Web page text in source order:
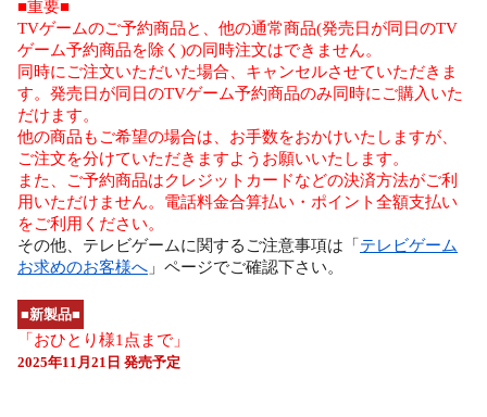
■重要■
TVゲームのご予約商品と、他の通常商品(発売日が同日のTV
ゲーム予約商品を除く)の同時注文はできません。
同時にご注文いただいた場合、キャンセルさせていただきま
す。発売日が同日のTVゲーム予約商品のみ同時にご購入いた
だけます。
他の商品もご希望の場合は、お手数をおかけいたしますが、
ご注文を分けていただきますようお願いいたします。
また、ご予約商品はクレジットカードなどの決済方法がご利
用いただけません。電話料金合算払い・ポイント全額支払い
をご利用ください。
その他、テレビゲームに関するご注意事項は「 テレビゲーム
お求めのお客様へ 」ページでご確認下さい。
■新製品■
「おひとり様1点まで」
2025年11月21日 発売予定